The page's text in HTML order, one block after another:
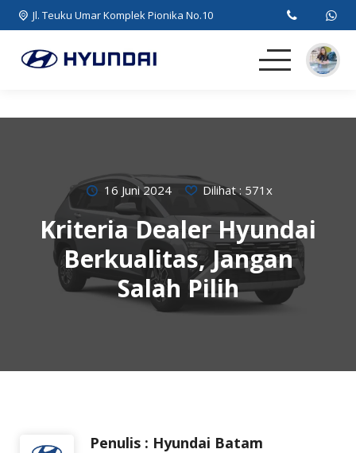
Jl. Teuku Umar Komplek Pionika No.10
Artikel
16 Juni 2024 Dilihat : 571x
Kriteria Dealer Hyundai
Berkualitas, Jangan
Salah Pilih
Penulis : Hyundai Batam